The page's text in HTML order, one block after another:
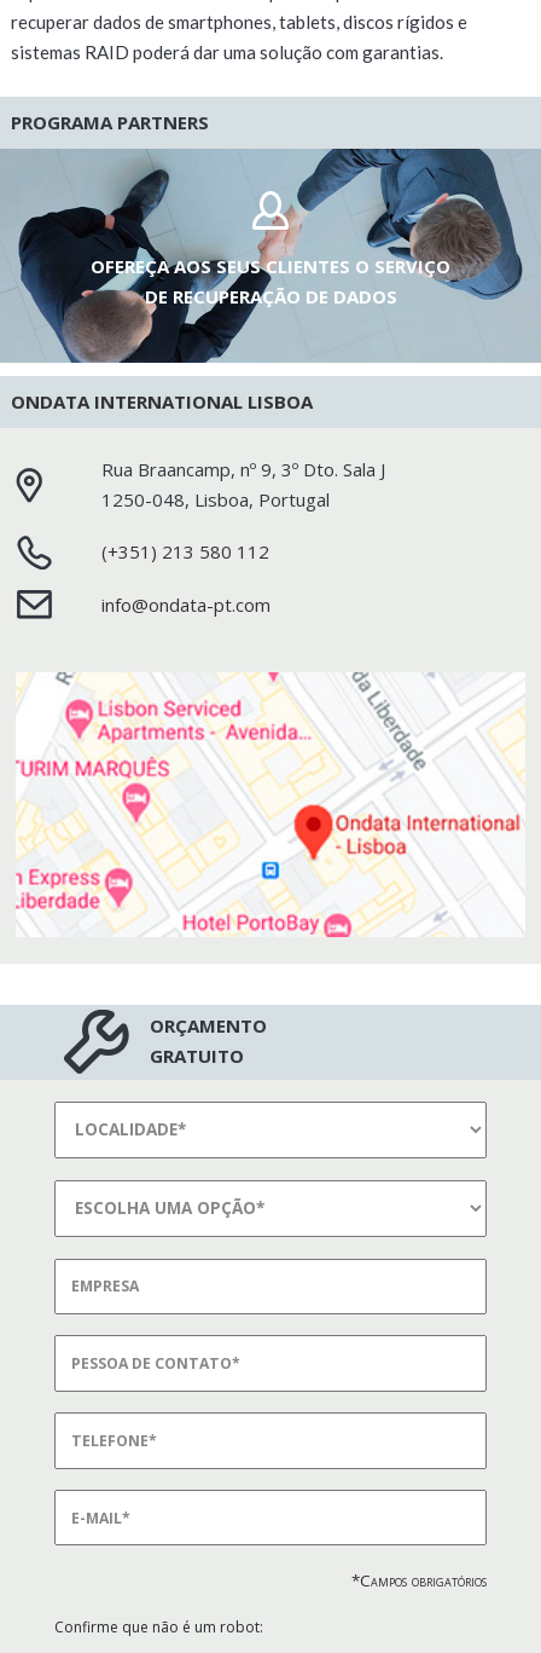
recuperar dados de smartphones, tablets, discos rígidos e
sistemas RAID poderá dar uma solução com garantias.
PROGRAMA PARTNERS
OFEREÇA AOS SEUS CLIENTES O SERVIÇO
DE RECUPERAÇÃO DE DADOS
ONDATA INTERNATIONAL LISBOA
Rua Braancamp, nº 9, 3º Dto. Sala J
1250-048, Lisboa, Portugal
(+351) 213 580 112
info@ondata-pt.com
ORÇAMENTO
GRATUITO
*Campos obrigatórios
Confirme que não é um robot: